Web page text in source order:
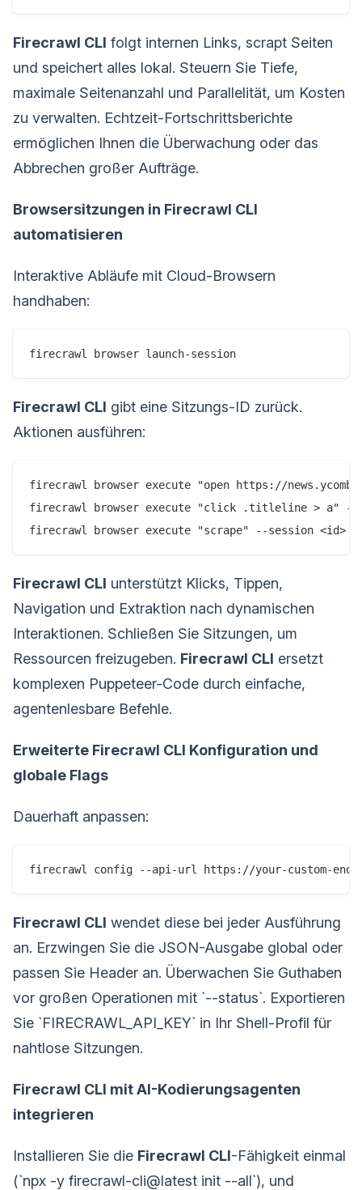
Firecrawl CLI folgt internen Links, scrapt Seiten
und speichert alles lokal. Steuern Sie Tiefe,
maximale Seitenanzahl und Parallelität, um Kosten
zu verwalten. Echtzeit-Fortschrittsberichte
ermöglichen Ihnen die Überwachung oder das
Abbrechen großer Aufträge.
Browsersitzungen in Firecrawl CLI
automatisieren
Interaktive Abläufe mit Cloud-Browsern
handhaben:
firecrawl browser launch-session
Firecrawl CLI gibt eine Sitzungs-ID zurück.
Aktionen ausführen:
firecrawl browser execute "open https://
firecrawl browser execute "click .titleline > a" --
firecrawl browser execute "scrape" --session <id>
Firecrawl CLI unterstützt Klicks, Tippen,
Navigation und Extraktion nach dynamischen
Interaktionen. Schließen Sie Sitzungen, um
Ressourcen freizugeben. Firecrawl CLI ersetzt
komplexen Puppeteer-Code durch einfache,
agentenlesbare Befehle.
Erweiterte Firecrawl CLI Konfiguration und
globale Flags
Dauerhaft anpassen:
firecrawl config --api-url https://your-custom-
Firecrawl CLI wendet diese bei jeder Ausführung
an. Erzwingen Sie die JSON-Ausgabe global oder
passen Sie Header an. Überwachen Sie Guthaben
vor großen Operationen mit `--status`. Exportieren
Sie `FIRECRAWL_API_KEY` in Ihr Shell-Profil für
nahtlose Sitzungen.
Firecrawl CLI mit AI-Kodierungsagenten
integrieren
Installieren Sie die Firecrawl CLI-Fähigkeit einmal
(`npx -y firecrawl-cli@latest init --all`), und